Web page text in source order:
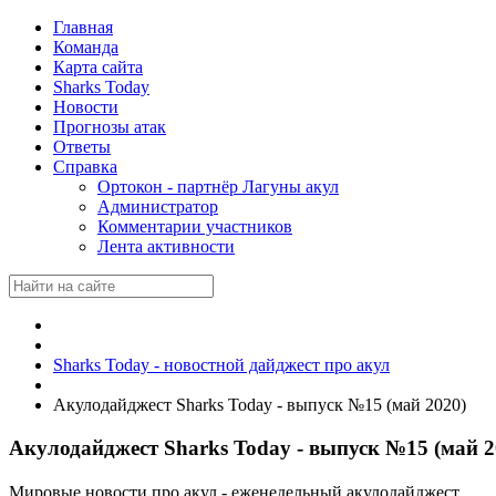
Главная
Команда
Карта сайта
Sharks Today
Новости
Прогнозы атак
Ответы
Справка
Ортокон - партнёр Лагуны акул
Администратор
Комментарии участников
Лента активности
Sharks Today - новостной дайджест про акул
Акулодайджест Sharks Today - выпуск №15 (май 2020)
Акулодайджест Sharks Today - выпуск №15 (май
Мировые новости про акул - еженедельный акулодайджест.